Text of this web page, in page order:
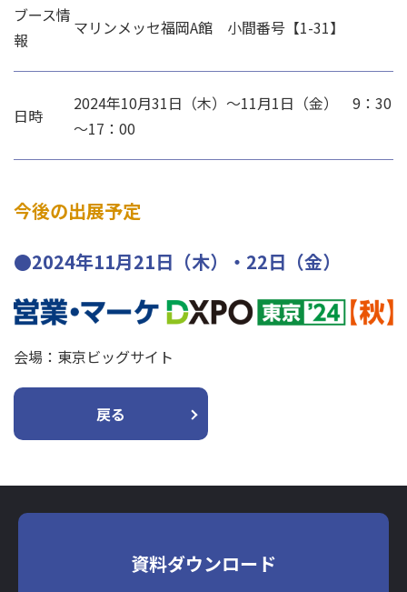
ブース情
報
マリンメッセ福岡A館 小間番号【1-31】
日時
2024年10月31日（木）～11月1日（金） 9：30
～17：00
今後の出展予定
●2024年11月21日（木）・22日（金）
会場：東京ビッグサイト
戻る
資料ダウンロード